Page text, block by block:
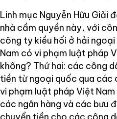
Linh mục Nguyễn Hữu Giải
nhà cầm quyền này, với
công ty kiều hối ở hải
Nam có vi phạm luật pháp
không? Thứ hai: các công
tiền từ ngoại quốc qua các
vi phạm luật pháp Việt
các ngân hàng và các bưu